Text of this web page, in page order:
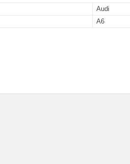
Audi
A6